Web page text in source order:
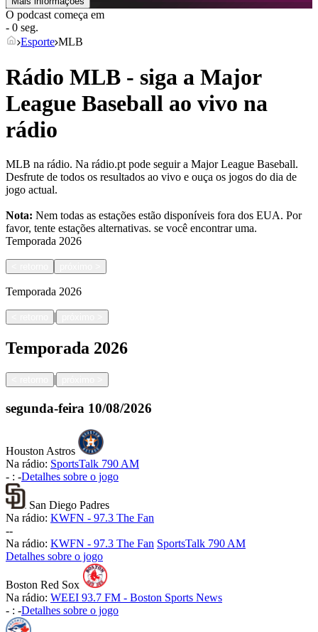
O podcast começa em
- 0 seg.
Esporte MLB
Rádio MLB - siga a Major
League Baseball ao vivo na
rádio
MLB na rádio. Na rádio.pt pode seguir a Major League Baseball.
Desfrute de todos os resultados ao vivo e ouça os jogos do dia de
jogo actual.
Nota: Nem todas as estações estão disponíveis fora dos EUA. Por
favor, tente estações alternativas. se você encontrar uma.
Temporada 2026
Temporada 2026
|
Temporada 2026
|
segunda-feira 10/08/2026
Houston Astros
Na rádio: SportsTalk 790 AM
- : -Detalhes sobre o jogo
San Diego Padres
Na rádio: KWFN - 97.3 The Fan
--
Na rádio: KWFN - 97.3 The Fan SportsTalk 790 AM
Detalhes sobre o jogo
Boston Red Sox
Na rádio: WEEI 93.7 FM - Boston Sports News
- : -Detalhes sobre o jogo